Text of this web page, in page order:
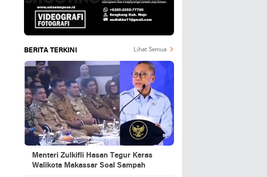
BERITA TERKINI Lihat Semua
Menteri Zulkifli Hasan Tegur Keras
Walikota Makassar Soal Sampah